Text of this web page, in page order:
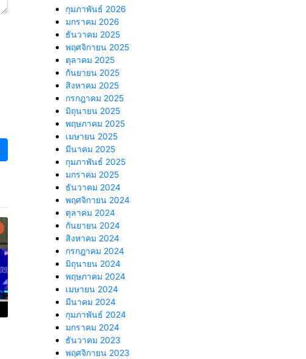
กุมภาพันธ์ 2026
มกราคม 2026
ธันวาคม 2025
พฤศจิกายน 2025
ตุลาคม 2025
กันยายน 2025
สิงหาคม 2025
กรกฎาคม 2025
มิถุนายน 2025
พฤษภาคม 2025
เมษายน 2025
มีนาคม 2025
กุมภาพันธ์ 2025
มกราคม 2025
ธันวาคม 2024
พฤศจิกายน 2024
ตุลาคม 2024
กันยายน 2024
สิงหาคม 2024
กรกฎาคม 2024
มิถุนายน 2024
พฤษภาคม 2024
เมษายน 2024
มีนาคม 2024
กุมภาพันธ์ 2024
มกราคม 2024
ธันวาคม 2023
พฤศจิกายน 2023